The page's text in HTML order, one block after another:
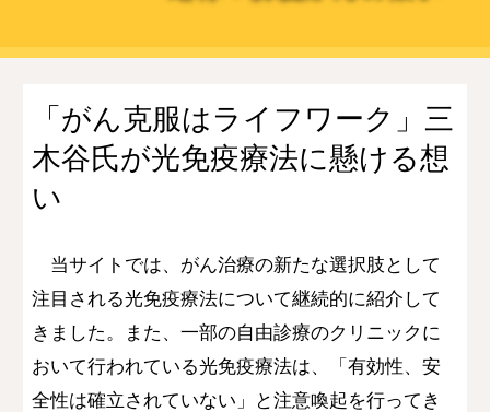
「がん克服はライフワーク」三
木谷氏が光免疫療法に懸ける想
い
当サイトでは、がん治療の新たな選択肢として
注目される光免疫療法について継続的に紹介して
きました。また、一部の自由診療のクリニックに
おいて行われている光免疫療法は、「有効性、安
全性は確立されていない」と注意喚起を行ってき